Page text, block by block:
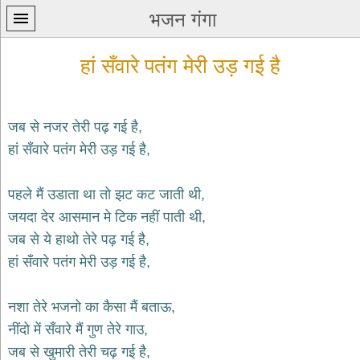
भजन गंगा
प्रथम
home
कृष्ण
भजन
krishna
bhajans
भजन
bhajans
हनुमान
हां सँवारे पतंग मेरी उड़ गई है
जब से नजर तेरी पढ़ गई है,
हां सँवारे पतंग मेरी उड़ गई है,
पहले मैं उडाता था तो झट कट जाती थी,
जयदा देर आसमान मे टिक नहीं पाती थी,
जब से ये हाथो तेरे पढ़ गई है,
हां सँवारे पतंग मेरी उड़ गई है,
नशा तेरे भजनो का कैसा मैं बताऊ,
नींदो में सँवारे मैं गुण तेरे गाउ,
जब से खुमारी तेरी चढ़ गई है,